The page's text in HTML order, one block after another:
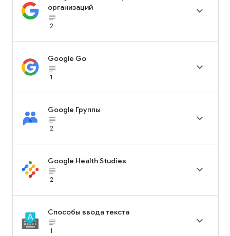
организаций
subject_black
2

Google Go
subject_black
1

Google Группы
subject_black
2

Google Health Studies
subject_black
2

Способы ввода текста
subject_black
1
